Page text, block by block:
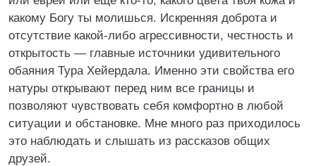
какому Богу ты молишься. Искренняя доброта и
отсутствие какой-либо агрессивности, честность и
открытость — главные источники удивительного
обаяния Тура Хейердала. Именно эти свойства его
натуры открывают перед ним все границы и
позволяют чувствовать себя комфортно в любой
ситуации и обстановке. Мне много раз приходилось
это наблюдать и слышать из рассказов общих
друзей.